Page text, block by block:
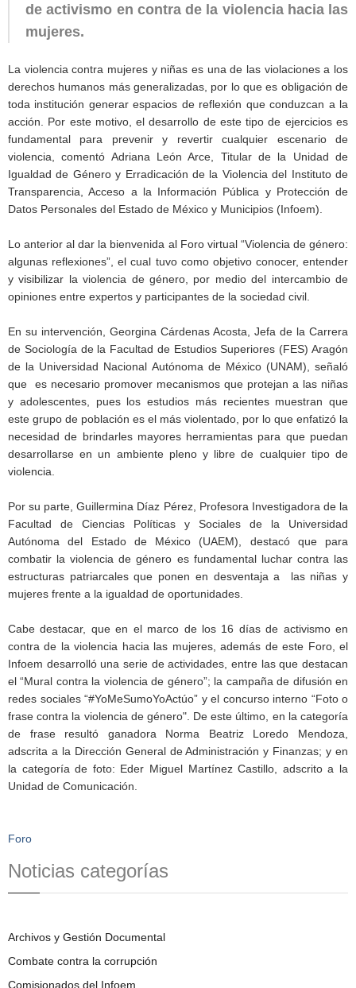
de activismo en contra de la violencia hacia las
mujeres.
La violencia contra mujeres y niñas es una de las violaciones a los
derechos humanos más generalizadas, por lo que es obligación de
toda institución generar espacios de reflexión que conduzcan a la
acción. Por este motivo, el desarrollo de este tipo de ejercicios es
fundamental para prevenir y revertir cualquier escenario de
violencia, comentó Adriana León Arce, Titular de la Unidad de
Igualdad de Género y Erradicación de la Violencia del Instituto de
Transparencia, Acceso a la Información Pública y Protección de
Datos Personales del Estado de México y Municipios (Infoem).
Lo anterior al dar la bienvenida al Foro virtual “Violencia de género:
algunas reflexiones”, el cual tuvo como objetivo conocer, entender
y visibilizar la violencia de género, por medio del intercambio de
opiniones entre expertos y participantes de la sociedad civil.
En su intervención, Georgina Cárdenas Acosta, Jefa de la Carrera
de Sociología de la Facultad de Estudios Superiores (FES) Aragón
de la Universidad Nacional Autónoma de México (UNAM), señaló
que es necesario promover mecanismos que protejan a las niñas
y adolescentes, pues los estudios más recientes muestran que
este grupo de población es el más violentado, por lo que enfatizó la
necesidad de brindarles mayores herramientas para que puedan
desarrollarse en un ambiente pleno y libre de cualquier tipo de
violencia.
Por su parte, Guillermina Díaz Pérez, Profesora Investigadora de la
Facultad de Ciencias Políticas y Sociales de la Universidad
Autónoma del Estado de México (UAEM), destacó que para
combatir la violencia de género es fundamental luchar contra las
estructuras patriarcales que ponen en desventaja a las niñas y
mujeres frente a la igualdad de oportunidades.
Cabe destacar, que en el marco de los 16 días de activismo en
contra de la violencia hacia las mujeres, además de este Foro, el
Infoem desarrolló una serie de actividades, entre las que destacan
el “Mural contra la violencia de género”; la campaña de difusión en
redes sociales “#YoMeSumoYoActúo” y el concurso interno “Foto o
frase contra la violencia de género". De este último, en la categoría
de frase resultó ganadora Norma Beatriz Loredo Mendoza,
adscrita a la Dirección General de Administración y Finanzas; y en
la categoría de foto: Eder Miguel Martínez Castillo, adscrito a la
Unidad de Comunicación.
Foro
Noticias categorías
Archivos y Gestión Documental
Combate contra la corrupción
Comisionados del Infoem